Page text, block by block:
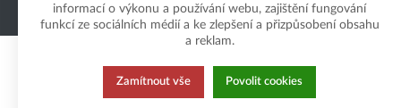
Copyright Boukal.CZ 2026
informací o výkonu a používání webu, zajištění fungování
funkcí ze sociálních médií a ke zlepšení a přizpůsobení obsahu
a reklam.
Zamítnout vše Povolit cookies